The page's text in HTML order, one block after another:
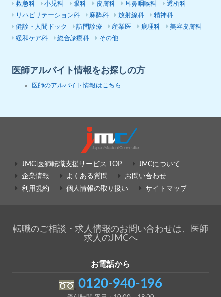
救急科 小児科 眼科 皮膚科 耳鼻咽喉科
透析科
リハビリテーション科
麻酔科 放射線科
精神科
健診・人間ドック
訪問診療 産業医 病理科
美容皮膚科
緩和ケア科
総合診療科 その他
医師アルバイト情報をお探しの方
医師のアルバイト情報はこちら
JMC 医師転職支援サービス TOP
JMCについて
企業情報
よくある質問
お問い合わせ
利用規約
個人情報の取り扱い サイトマップ
転職のご相談・求人情報のお問い合わせは、医師
求人のJMCへ
お電話から
0120-940-196